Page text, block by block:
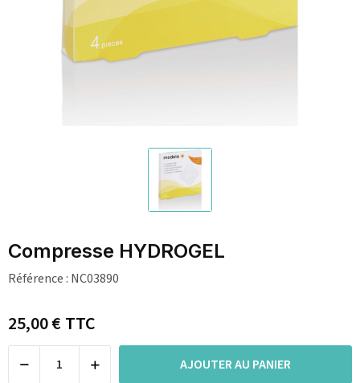
Compresse HYDROGEL
Référence : NC03890
25,00 €TTC
AJOUTER AU PANIER